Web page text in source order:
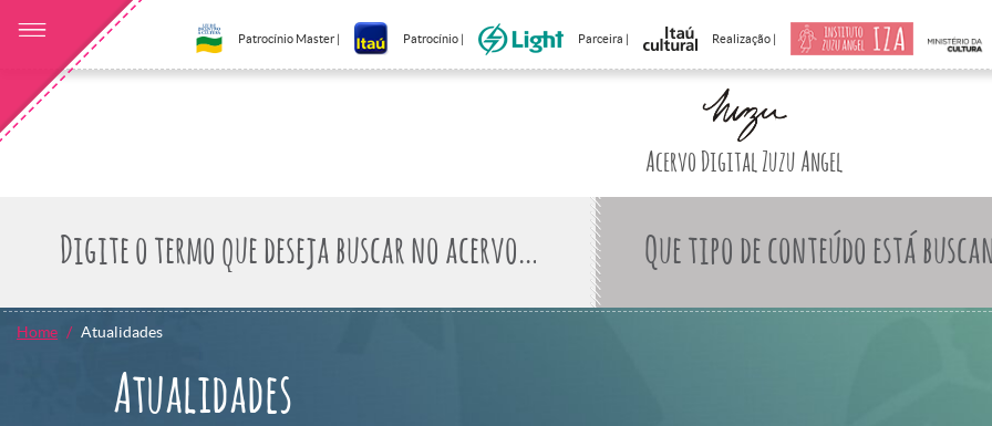
Patrocínio Master | Patrocínio | Parceira | Realização |
Acervo Digital Zuzu Angel
Que tipo de conteúdo está
Home Atualidades
Atualidades